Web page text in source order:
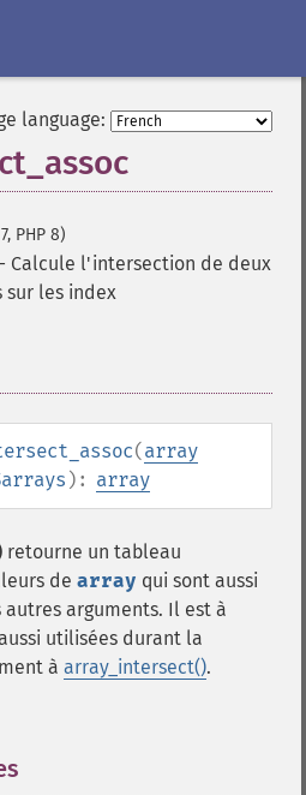
language:
PHP 8)
Calcule l'intersection de deux
sur les index
(array
): array
retourne un tableau
de array qui sont aussi
arguments. Il est à
utilisées durant la
à array_intersect().